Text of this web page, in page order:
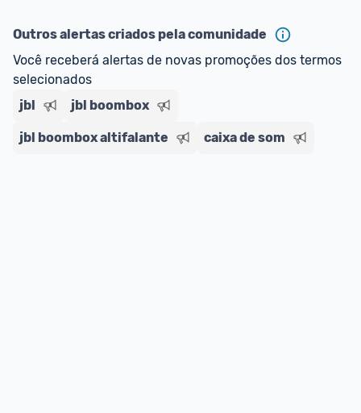
Outros alertas criados pela comunidade
Você receberá alertas de novas promoções dos termos
selecionados
jbl
jbl boombox
jbl boombox altifalante caixa de som